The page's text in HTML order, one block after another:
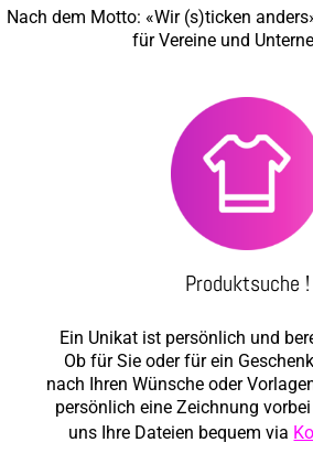
Nach dem Motto: «Wir (s)ticken
für Vereine und
Produktsuche !
Ein Unikat ist persönlich und
Ob für Sie oder für ein
nach Ihren Wünsche oder
persönlich eine Zeichnung
uns Ihre Dateien bequem via